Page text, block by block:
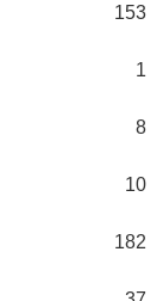
153
1
8
10
182